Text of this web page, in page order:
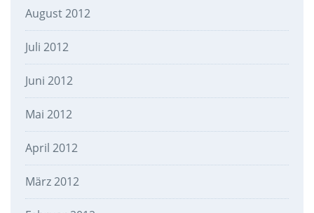
August 2012
Juli 2012
Juni 2012
Mai 2012
April 2012
März 2012